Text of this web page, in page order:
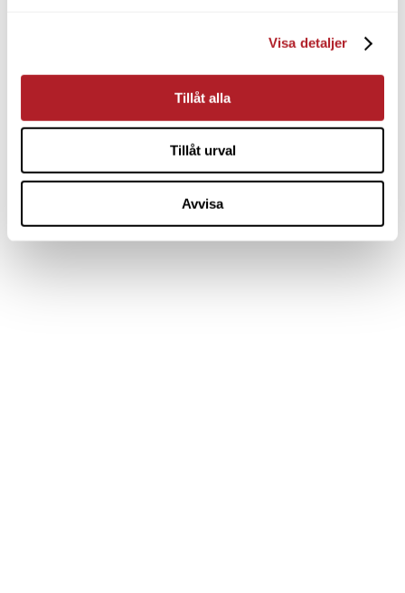
Visa detaljer
Tillåt alla
Tillåt urval
Avvisa